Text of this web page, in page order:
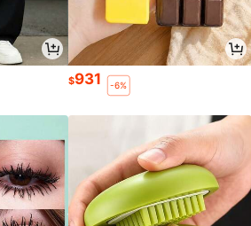
$931 -6%